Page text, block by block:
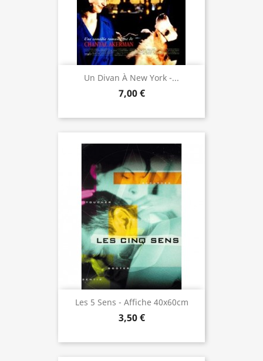
Un Divan À New York -...
7,00 €
Les 5 Sens - Affiche 40x60cm
3,50 €